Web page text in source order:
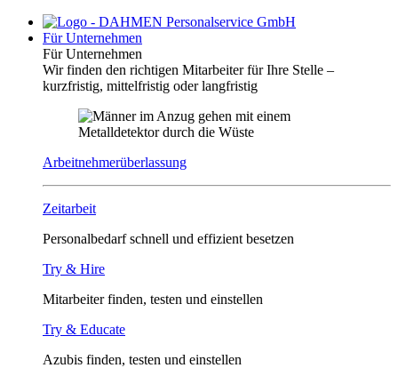
Für Unternehmen
Für Unternehmen
Wir finden den richtigen Mitarbeiter für Ihre Stelle –
kurzfristig, mittelfristig oder langfristig
Arbeitnehmerüberlassung
Zeitarbeit
Personalbedarf schnell und effizient besetzen
Try & Hire
Mitarbeiter finden, testen und einstellen
Try & Educate
Azubis finden, testen und einstellen